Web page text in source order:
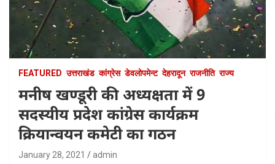
FEATURED उत्तराखंड कांग्रेस डेवलोपमेन्ट देहरादून राजनीति राज्य
मनीष खण्डूरी की अध्यक्षता में 9
सदस्यीय प्रदेश कांग्रेस कार्यक्रम
क्रियान्वयन कमेटी का गठन
January 28, 2021 admin